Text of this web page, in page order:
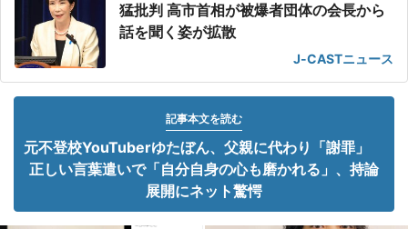
猛批判 高市首相が被爆者団体の会長から
話を聞く姿が拡散
J-CASTニュース
記事本文を読む
元不登校YouTuberゆたぼん、父親に代わり「謝罪」
正しい言葉遣いで「自分自身の心も磨かれる」、持論
展開にネット驚愕